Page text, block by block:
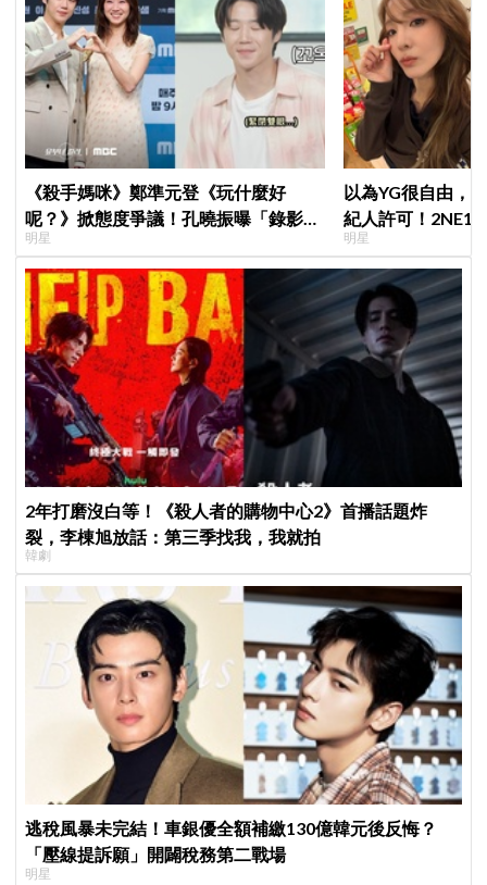
《殺手媽咪》鄭準元登《玩什麼好
呢？》掀態度爭議！孔曉振曝「錄影後
真的吐了」心疼喊：沒能救你
明星
以為YG很自由，
紀人許可！2NE1
羨慕少女時代」
明星
2年打磨沒白等！《殺人者的購物中心2》首播話題炸
裂，李棟旭放話：第三季找我，我就拍
韓劇
逃稅風暴未完結！車銀優全額補繳130億韓元後反悔？
「壓線提訴願」開闢稅務第二戰場
明星